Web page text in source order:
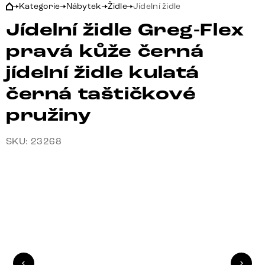
Kategorie Nábytek Židle Jídelní židle
Jídelní židle Greg-Flex
pravá kůže černá
jídelní židle kulatá
černá taštičkové
pružiny
SKU: 23268